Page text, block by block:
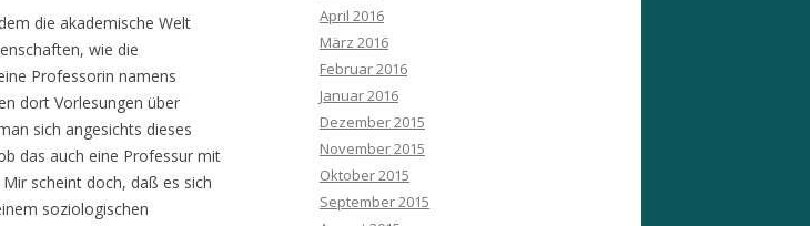
die akademische Welt
wie die
Professorin namens
dort Vorlesungen über
sich angesichts dieses
das auch eine Professur mit
scheint doch, daß es sich
soziologischen
April 2016
März 2016
Februar 2016
Januar 2016
Dezember 2015
November 2015
Oktober 2015
September 2015